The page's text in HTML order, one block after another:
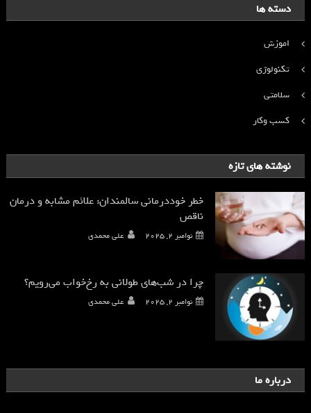
دسته ها
اموزش
تکنولوژی
سلامتی
کسب وکار
نوشته های تازه
خطر خوددرمانی سالمندان: علائم مشابه و درمان
ناقص
نوامبر 2, 2025 علی محمدی
چرا در شب‌های طولانی به رخ‌خواب می‌رویم؟
نوامبر 2, 2025 علی محمدی
درباره ما